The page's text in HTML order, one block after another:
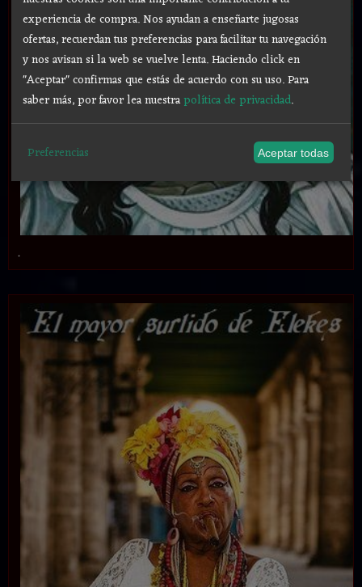
.
experiencia de compra. Nos ayudan a enseñarte jugosas
ofertas, recuerdan tus preferencias para facilitar tu navegación
y nos avisan si la web se vuelve lenta. Haciendo click en
"Aceptar" confirmas que estás de acuerdo con su uso.Para
saber más, por favor lea nuestrapolítica de privacidad.
Preferencias Aceptar todas